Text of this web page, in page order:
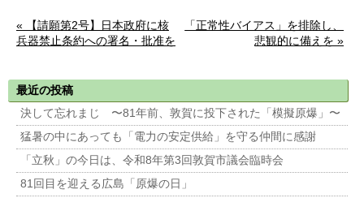
« 【請願第2号】日本政府に核
兵器禁止条約への署名・批准を
「正常性バイアス」を排除し、
悲観的に備えを »
最近の投稿
決して忘れまじ 〜81年前、敦賀に投下された「模擬原爆」〜
猛暑の中にあっても「電力の安定供給」を守る仲間に感謝
「立秋」の今日は、令和8年第3回敦賀市議会臨時会
81回目を迎える広島「原爆の日」